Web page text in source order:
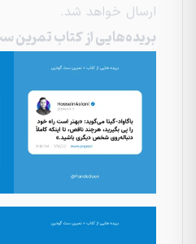
ارسال خواهد شد.
بریده‌هایی از کتاب تمرین